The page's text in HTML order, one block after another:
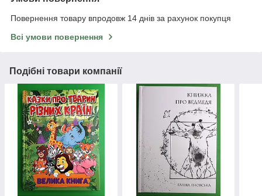
Повернення товару впродовж 14 днів за рахунок покупця
Всі умови повернення
Подібні товари компанії